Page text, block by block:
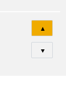
▲
▼